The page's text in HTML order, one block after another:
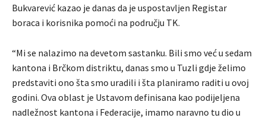
Bukvarević kazao je danas da je uspostavljen Registar
boraca i korisnika pomoći na području TK.
“Mi se nalazimo na devetom sastanku. Bili smo već u sedam
kantona i Brčkom distriktu, danas smo u Tuzli gdje želimo
predstaviti ono šta smo uradili i šta planiramo raditi u ovoj
godini. Ova oblast je Ustavom definisana kao podijeljena
nadležnost kantona i Federacije, imamo naravno tu dio u